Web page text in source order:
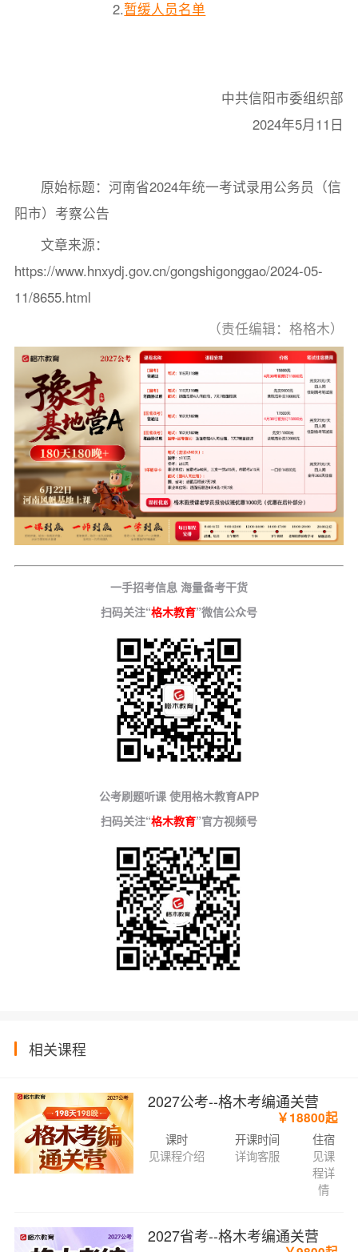
2.暂缓人员名单
中共信阳市委组织部
2024年5月11日
原始标题：河南省2024年统一考试录用公务员（信
阳市）考察公告
文章来源：
https://www.hnxydj.gov.cn/gongshigonggao/2024-05-
11/8655.html
（责任编辑：格格木）
一手招考信息 海量备考干货
扫码关注“格木教育”微信公众号
公考刷题听课 使用格木教育APP
扫码关注“格木教育”官方视频号
相关课程
2027公考--格木考编通关营
￥18800起
课时
见课程介绍
开课时间
详询客服
住宿
见课
程详
情
2027省考--格木考编通关营